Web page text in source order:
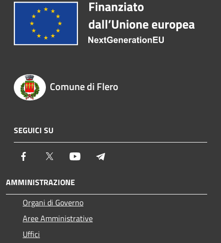
Comune di Flero
SEGUICI SU
Facebook Twitter Youtube
AMMINISTRAZIONE
Organi di Governo
Aree Amministrative
Uffici